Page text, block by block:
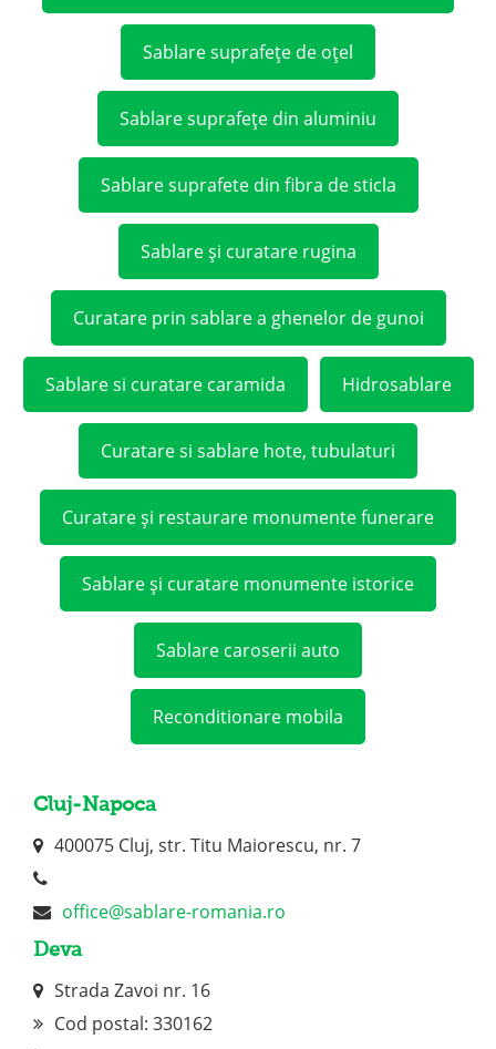
Sablare suprafețe de oțel
Sablare suprafețe din aluminiu
Sablare suprafete din fibra de sticla
Sablare și curatare rugina
Curatare prin sablare a ghenelor de gunoi
Sablare si curatare caramida Hidrosablare
Curatare si sablare hote, tubulaturi
Curatare și restaurare monumente funerare
Sablare și curatare monumente istorice
Sablare caroserii auto
Reconditionare mobila
Cluj-Napoca
400075 Cluj, str. Titu Maiorescu, nr. 7
office@sablare-romania.ro
Deva
Strada Zavoi nr. 16
Cod postal: 330162